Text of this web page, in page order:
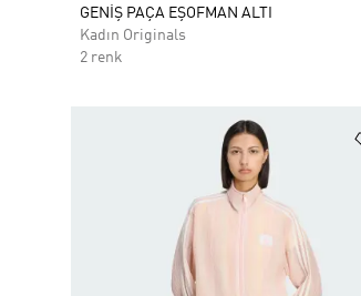
GENİŞ PAÇA EŞOFMAN ALTI
Kadın Originals
2 renk